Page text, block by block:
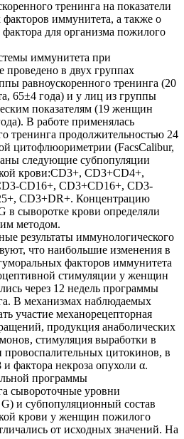
тренинга на показатели
иммунитета, а также о
фактора для организма пожилого
иммунитета при
проведено в двух группах
равноускоренного тренинга (20
65±4 года) и у лиц из группы
показателям (19 женщин
В работе применялась
тренинга продолжительностью 24
цитофлюориметрии (FacsCalibur,
следующие субпопуляции
крови:CD3+, CD3+CD4+,
CD16+, CD3+CD16+, CD3-
CD3+DR+. Концентрацию
в сыворотке крови определяли
методом.
иммунологического
что наибольшие изменения в
факторов иммунитета
стимуляции у женщин
через 12 недель программы
В механизмах наблюдаемых
участие механорецепторная
продукция анаболических
стимуляция выработки в
цитокинов, в
фактора некроза опухоли α.
программы
сывороточные уровни
и субпопуляционный состав
крови у женщин пожилого
от исходных значений. На